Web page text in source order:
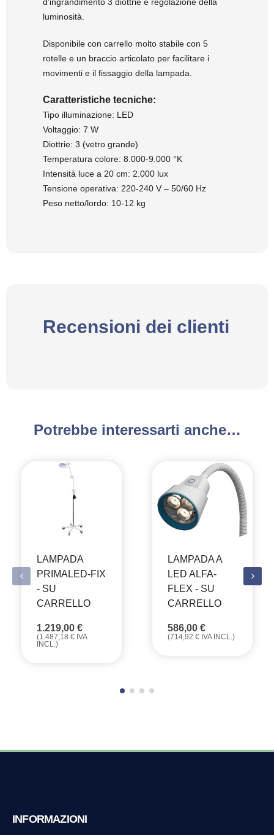
luminosità.
Disponibile con carrello molto stabile con 5
rotelle e un braccio articolato per facilitare i
movimenti e il fissaggio della lampada.
Caratteristiche tecniche:
Tipo illuminazione: LED
Voltaggio: 7 W
Diottrie: 3 (vetro grande)
Temperatura colore: 8.000-9.000 °K
Intensità luce a 20 cm: 2.000 lux
Tensione operativa: 220-240 V – 50/60 Hz
Peso netto/lordo: 10-12 kg
Recensioni dei clienti
Potrebbe interessarti anche…
LAMPADA
PRIMALED-FIX
- SU
CARRELLO
1.219,00 €
(1.487,18 € IVA
INCL.)
LAMPADA A
LED ALFA-
FLEX - SU
CARRELLO
586,00 €
(714,92 € IVA INCL.)
INFORMAZIONI